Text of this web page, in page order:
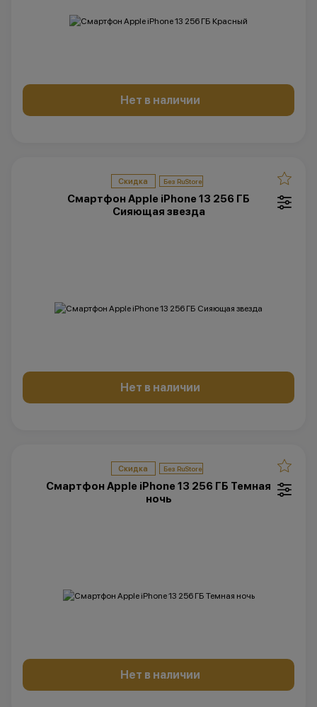
Нет в наличии
Скидка
Смартфон Apple iPhone 13 256 ГБ
Сияющая звезда
Нет в наличии
Скидка
Смартфон Apple iPhone 13 256 ГБ Темная
ночь
Нет в наличии